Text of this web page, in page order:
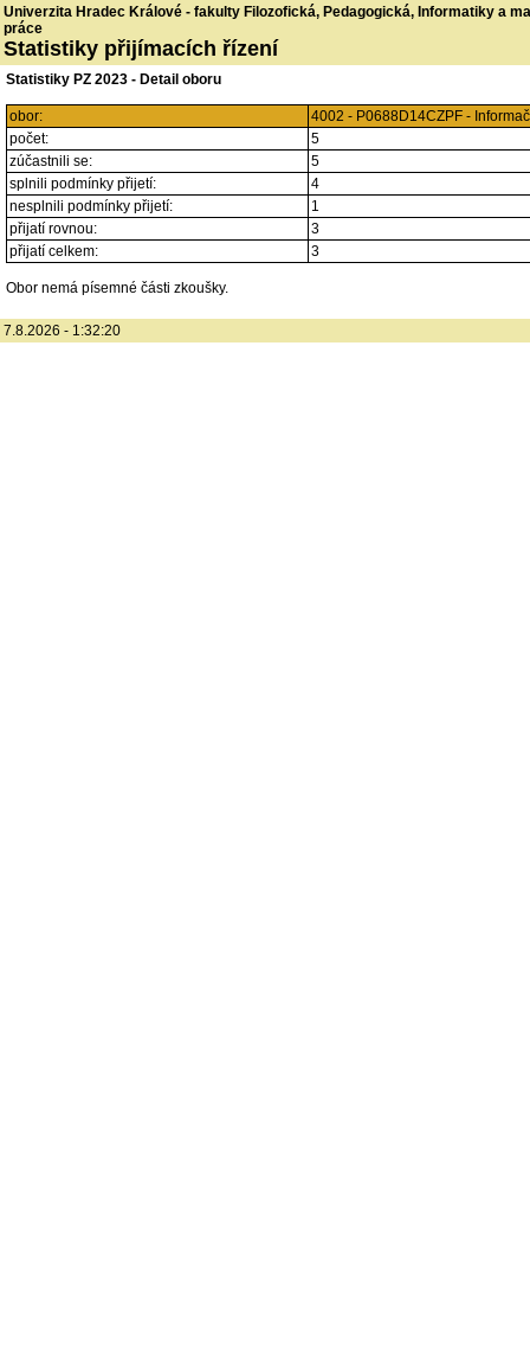
Univerzita Hradec Králové - fakulty Filozofická, Pedagogická, Informatiky a
práce
Statistiky přijímacích řízení
Statistiky PZ 2023 - Detail oboru
obor:
4002 - P0688D14CZPF -
počet:
5
zúčastnili se:
5
splnili podmínky přijetí:
4
nesplnili podmínky přijetí:
1
přijatí rovnou:
3
přijatí celkem:
3
Obor nemá písemné části zkoušky.
7.8.2026 - 1:32:20